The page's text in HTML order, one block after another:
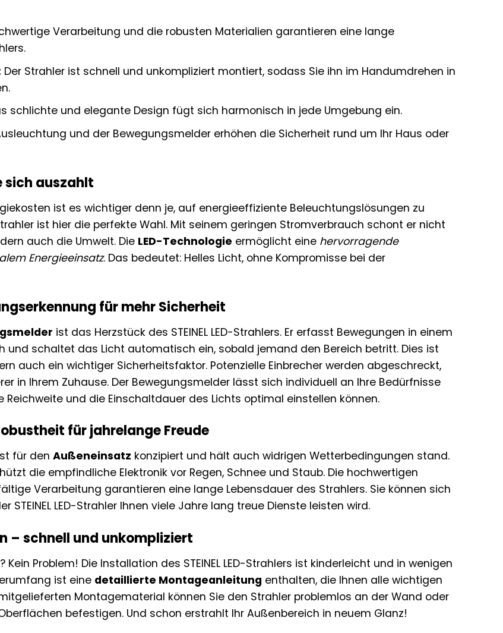
Verarbeitung und die robusten Materialien garantieren eine lange
Der Strahler ist schnell und unkompliziert montiert, sodass Sie ihn im Handumdrehen in
schlichte und elegante Design fügt sich harmonisch in jede Umgebung ein.
und der Bewegungsmelder erhöhen die Sicherheit rund um Ihr Haus oder
sich auszahlt
ist es wichtiger denn je, auf energieeffiziente Beleuchtungslösungen zu
Strahler ist hier die perfekte Wahl. Mit seinem geringen Stromverbrauch schont er nicht
auch die Umwelt. Die LED-Technologie ermöglicht eine hervorragende
Energieeinsatz. Das bedeutet: Helles Licht, ohne Kompromisse bei der
für mehr Sicherheit
ist das Herzstück des STEINEL LED-Strahlers. Er erfasst Bewegungen in einem
und schaltet das Licht automatisch ein, sobald jemand den Bereich betritt. Dies ist
auch ein wichtiger Sicherheitsfaktor. Potenzielle Einbrecher werden abgeschreckt,
in Ihrem Zuhause. Der Bewegungsmelder lässt sich individuell an Ihre Bedürfnisse
Reichweite und die Einschaltdauer des Lichts optimal einstellen können.
für jahrelange Freude
ist für denAußeneinsatz konzipiert und hält auch widrigen Wetterbedingungen stand.
die empfindliche Elektronik vor Regen, Schnee und Staub. Die hochwertigen
Verarbeitung garantieren eine lange Lebensdauer des Strahlers. Sie können sich
STEINEL LED-Strahler Ihnen viele Jahre lang treue Dienste leisten wird.
– schnell und unkompliziert
Kein Problem! Die Installation des STEINEL LED-Strahlers ist kinderleicht und in wenigen
ist eine detaillierte Montageanleitung enthalten, die Ihnen alle wichtigen
Montagematerial können Sie den Strahler problemlos an der Wand oder
befestigen. Und schon erstrahlt Ihr Außenbereich in neuem Glanz!